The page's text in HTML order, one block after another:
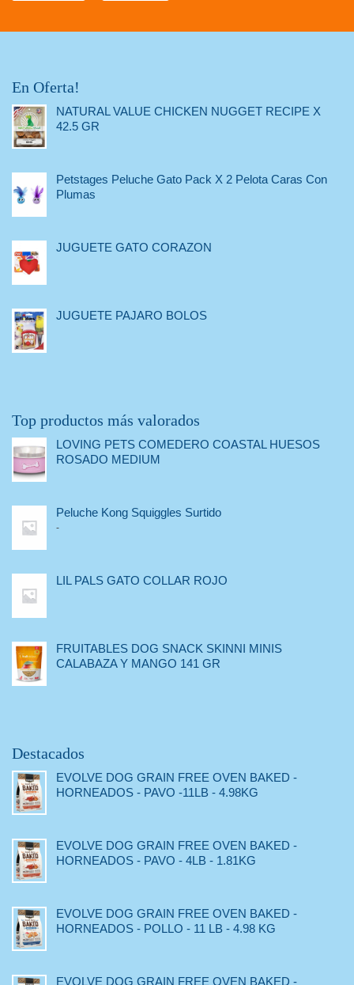
En Oferta!
NATURAL VALUE CHICKEN NUGGET RECIPE X
42.5 GR
Petstages Peluche Gato Pack X 2 Pelota Caras Con
Plumas
JUGUETE GATO CORAZON
JUGUETE PAJARO BOLOS
Top productos más valorados
LOVING PETS COMEDERO COASTAL HUESOS
ROSADO MEDIUM
Peluche Kong Squiggles Surtido
-
LIL PALS GATO COLLAR ROJO
FRUITABLES DOG SNACK SKINNI MINIS
CALABAZA Y MANGO 141 GR
Destacados
EVOLVE DOG GRAIN FREE OVEN BAKED -
HORNEADOS - PAVO -11LB - 4.98KG
EVOLVE DOG GRAIN FREE OVEN BAKED -
HORNEADOS - PAVO - 4LB - 1.81KG
EVOLVE DOG GRAIN FREE OVEN BAKED -
HORNEADOS - POLLO - 11 LB - 4.98 KG
EVOLVE DOG GRAIN FREE OVEN BAKED -